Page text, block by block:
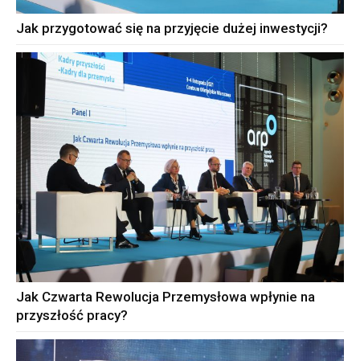
Jak przygotować się na przyjęcie dużej inwestycji?
Jak Czwarta Rewolucja Przemysłowa wpłynie na
przyszłość pracy?